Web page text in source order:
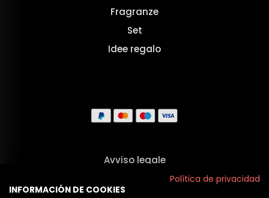
Fragranze
Set
Idee regalo
Avviso legale
Termini e CondizioniPolítica de privacidad
INFORMACIÓN DE COOKIES